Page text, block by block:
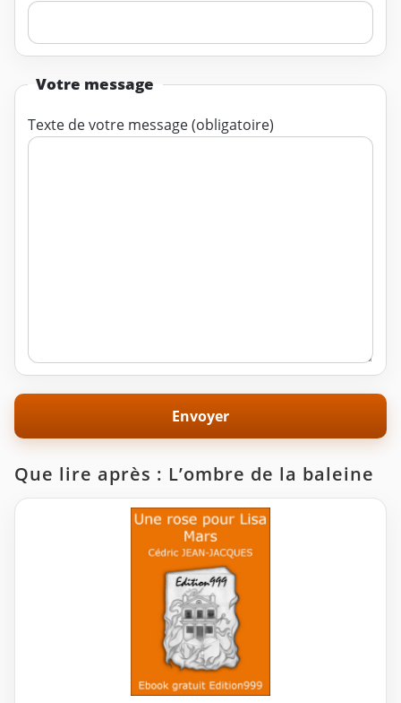
Votre message
Texte de votre message (obligatoire)
Que lire après : L’ombre de la baleine